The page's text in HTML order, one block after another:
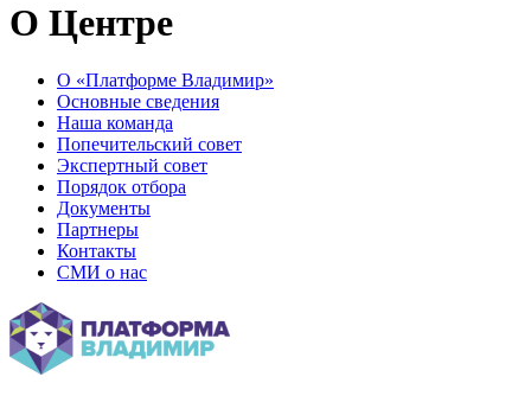
О Центре
О «Платформе Владимир»
Основные сведения
Наша команда
Попечительский совет
Экспертный совет
Порядок отбора
Документы
Партнеры
Контакты
СМИ о нас